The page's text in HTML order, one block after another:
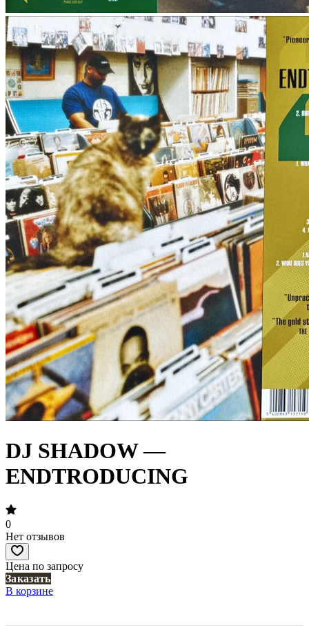
DJ SHADOW —
ENDTRODUCING
0
Нет отзывов
Цена по запросу
Заказать
В корзине